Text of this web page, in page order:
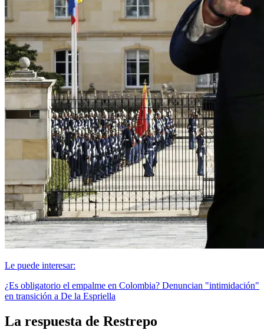
Le puede interesar:
¿Es obligatorio el empalme en Colombia? Denuncian "intimidación"
en transición a De la Espriella
La respuesta de Restrepo